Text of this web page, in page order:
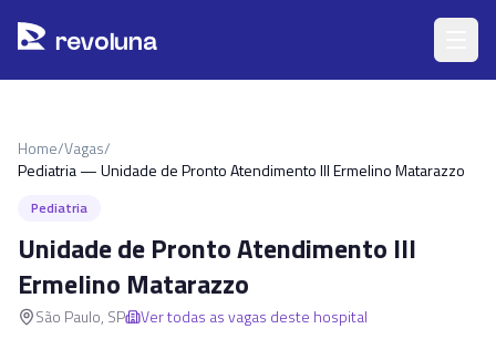
revoluna
Home/Vagas/
Pediatria — Unidade de Pronto Atendimento III Ermelino Matarazzo
Pediatria
Unidade de Pronto Atendimento III
Ermelino Matarazzo
São Paulo, SP Ver todas as vagas deste hospital